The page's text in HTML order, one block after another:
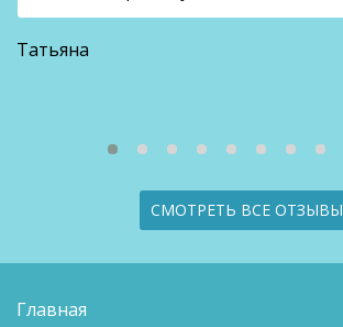
Татьяна
СМОТРЕТЬ ВСЕ ОТЗЫВЫ
Главная